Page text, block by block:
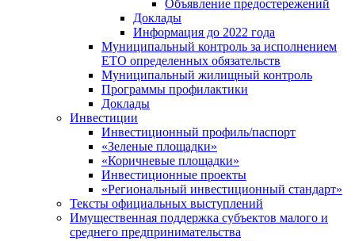
Объявление предостережений
Доклады
Информация до 2022 года
Муниципальный контроль за исполнением
ЕТО определенных обязательств
Муниципальный жилищный контроль
Программы профилактики
Доклады
Инвестиции
Инвестиционный профиль/паспорт
«Зеленые площадки»
«Коричневые площадки»
Инвестиционные проекты
«Региональный инвестиционный стандарт»
Тексты официальных выступлений
Имущественная поддержка субъектов малого и
среднего предпринимательства